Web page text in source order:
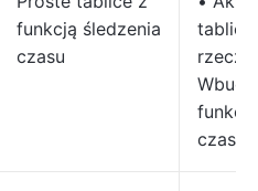
funkcją śledzenia
czasu
tablicy
czasu